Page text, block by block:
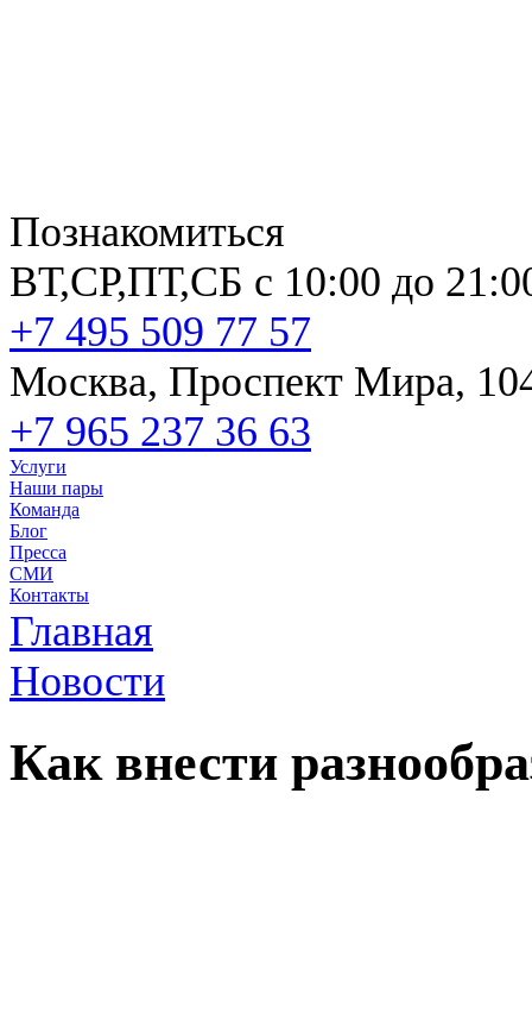
Познакомиться
ВТ,СР,ПТ,СБ с 10:00 до
+7 495 509 77 57
Москва, Проспект Мира,
+7 965 237 36 63
Услуги
Наши пары
Команда
Блог
Пресса
СМИ
Контакты
Главная
Новости
Как внести